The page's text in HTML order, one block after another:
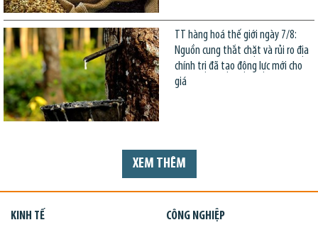
TT hàng hoá thế giới ngày 7/8:
Nguồn cung thắt chặt và rủi ro địa
chính trị đã tạo động lực mới cho
giá
XEM THÊM
KINH TẾ CÔNG NGHIỆP